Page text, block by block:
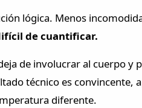
lógica. Menos
de cuantificar.
de involucrar al cuerpo
técnico es convincente,
diferente.